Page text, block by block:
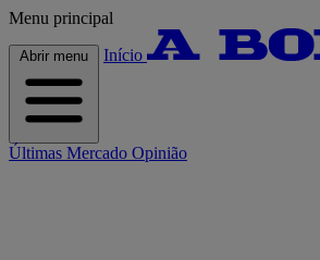
Menu principal
Abrir menu Início
Últimas Mercado Opinião